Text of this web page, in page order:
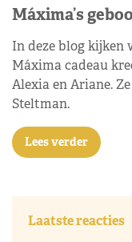
Máxima’s
In deze blog kijken
Máxima cadeau
Alexia en Ariane.
Steltman.
Lees verder
Laatste reacties